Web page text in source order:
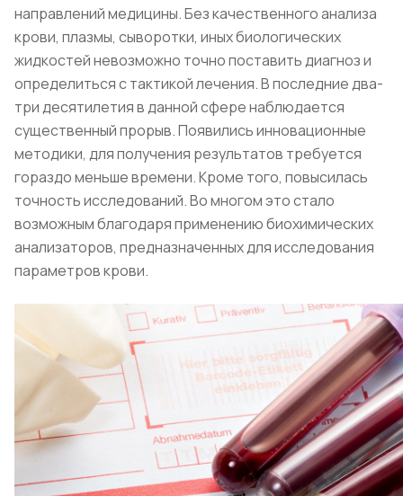
направлений медицины. Без качественного анализа
крови, плазмы, сыворотки, иных биологических
жидкостей невозможно точно поставить диагноз и
определиться с тактикой лечения. В последние два-
три десятилетия в данной сфере наблюдается
существенный прорыв. Появились инновационные
методики, для получения результатов требуется
гораздо меньше времени. Кроме того, повысилась
точность исследований. Во многом это стало
возможным благодаря применению биохимических
анализаторов, предназначенных для исследования
параметров крови.